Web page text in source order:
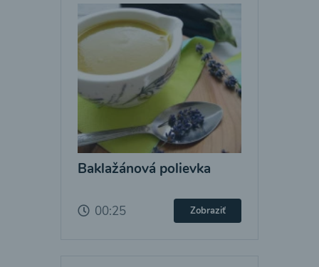
Baklažánová polievka
00:25 Zobraziť